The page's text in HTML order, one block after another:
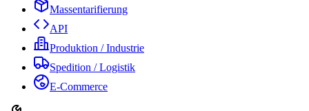
Massentarifierung
API
Produktion / Industrie
Spedition / Logistik
E-Commerce